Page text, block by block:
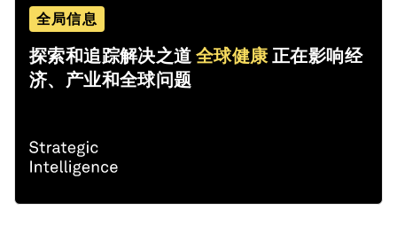
全局信息
探索和追踪解决之道全球健康正在影响经
济、产业和全球问题